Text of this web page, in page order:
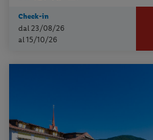
Check-in
dal 23/08/26
al 15/10/26